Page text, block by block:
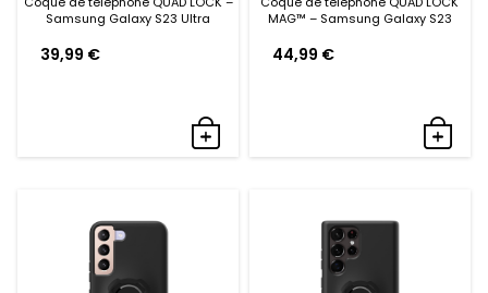
Samsung Galaxy S23 Ultra
39,99 €
MAG™ – Samsung Galaxy S23
44,99 €